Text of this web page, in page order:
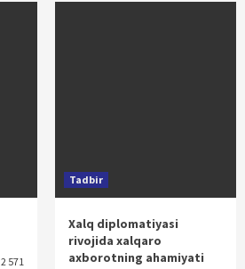
2 571
Tadbir
Xalq diplomatiyasi
rivojida xalqaro
axborotning ahamiyati